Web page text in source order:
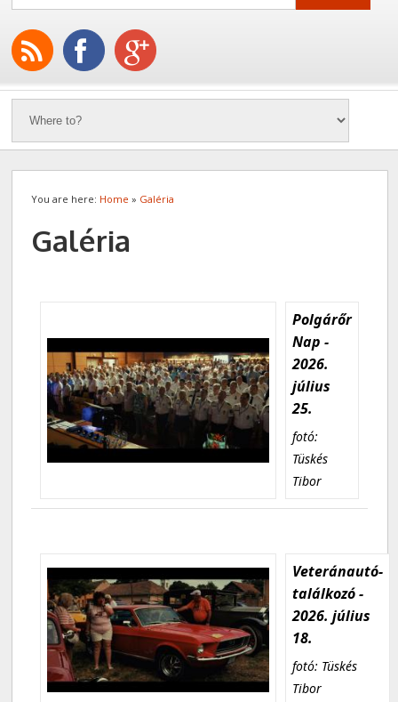
You are here: Home » Galéria
Galéria
Polgárőr
Nap -
2026.
július
25.
fotó:
Tüskés
Tibor
Veteránautó-
találkozó -
2026. július
18.
fotó: Tüskés
Tibor